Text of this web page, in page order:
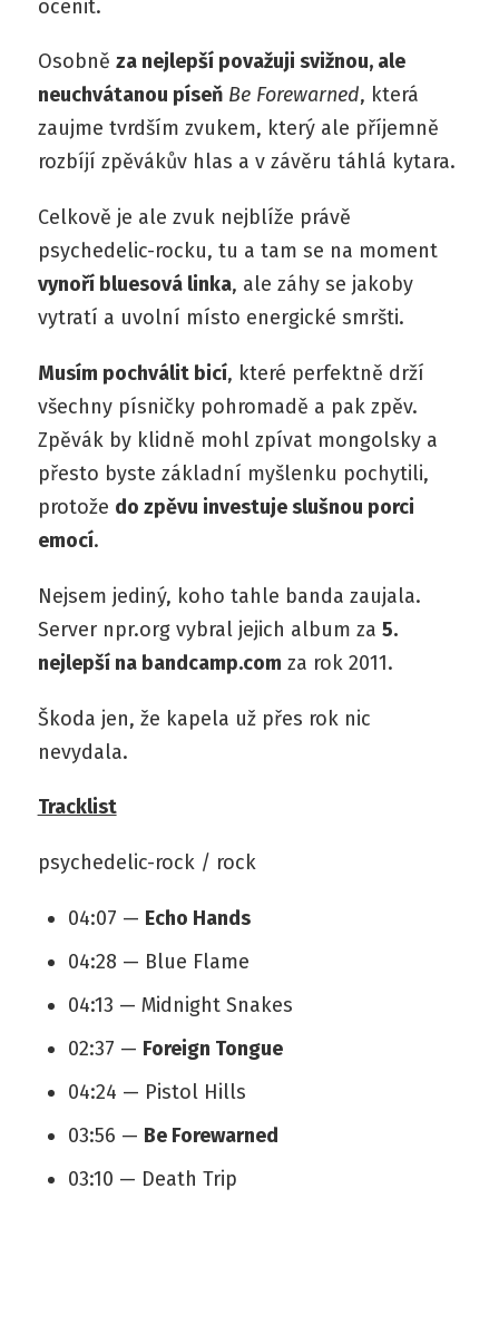
ocenit.
Osobně za nejlepší považuji svižnou, ale
neuchvátanou píseň Be Forewarned, která
zaujme tvrdším zvukem, který ale příjemně
rozbíjí zpěvákův hlas a v závěru táhlá kytara.
Celkově je ale zvuk nejblíže právě
psychedelic-rocku, tu a tam se na moment
vynoří bluesová linka, ale záhy se jakoby
vytratí a uvolní místo energické smršti.
Musím pochválit bicí, které perfektně drží
všechny písničky pohromadě a pak zpěv.
Zpěvák by klidně mohl zpívat mongolsky a
přesto byste základní myšlenku pochytili,
protože do zpěvu investuje slušnou porci
emocí.
Nejsem jediný, koho tahle banda zaujala.
Server npr.org vybral jejich album za 5.
nejlepší na bandcamp.com za rok 2011.
Škoda jen, že kapela už přes rok nic
nevydala.
Tracklist
psychedelic-rock / rock
04:07 — Echo Hands
04:28 — Blue Flame
04:13 — Midnight Snakes
02:37 — Foreign Tongue
04:24 — Pistol Hills
03:56 — Be Forewarned
03:10 — Death Trip